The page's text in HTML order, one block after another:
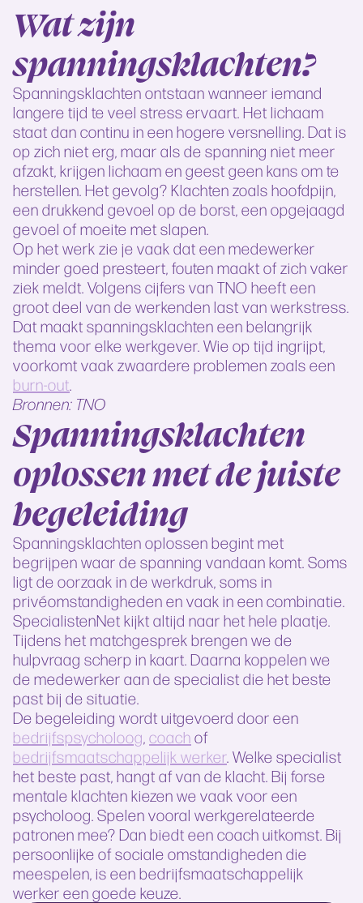
Wat zijn
spanningsklachten?
Spanningsklachten ontstaan wanneer iemand
langere tijd te veel stress ervaart. Het lichaam
staat dan continu in een hogere versnelling. Dat is
op zich niet erg, maar als de spanning niet meer
afzakt, krijgen lichaam en geest geen kans om te
herstellen. Het gevolg? Klachten zoals hoofdpijn,
een drukkend gevoel op de borst, een opgejaagd
gevoel of moeite met slapen.
Op het werk zie je vaak dat een medewerker
minder goed presteert, fouten maakt of zich vaker
ziek meldt. Volgens cijfers van TNO heeft een
groot deel van de werkenden last van werkstress.
Dat maakt spanningsklachten een belangrijk
thema voor elke werkgever. Wie op tijd ingrijpt,
voorkomt vaak zwaardere problemen zoals een
burn-out
Bronnen: TNO
Spanningsklachten
oplossen met de juiste
begeleiding
Spanningsklachten oplossen begint met
begrijpen waar de spanning vandaan komt. Soms
ligt de oorzaak in de werkdruk, soms in
privéomstandigheden en vaak in een combinatie.
SpecialistenNet kijkt altijd naar het hele plaatje.
Tijdens het matchgesprek brengen we de
hulpvraag scherp in kaart. Daarna koppelen we
de medewerker aan de specialist die het beste
past bij de situatie.
De begeleiding wordt uitgevoerd door een
bedrijfspsycholoog coach of
bedrijfsmaatschappelijk werker . Welke specialist
het beste past, hangt af van de klacht. Bij forse
mentale klachten kiezen we vaak voor een
psycholoog. Spelen vooral werkgerelateerde
patronen mee? Dan biedt een coach uitkomst. Bij
persoonlijke of sociale omstandigheden die
meespelen, is een bedrijfsmaatschappelijk
werker een goede keuze.